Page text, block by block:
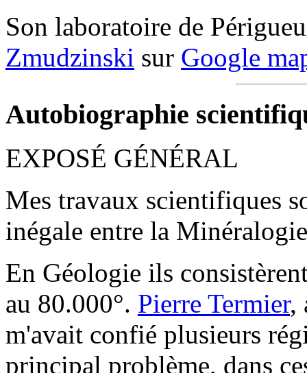
Son laboratoire de
Zmudzinski sur Google
Autobiographie
EXPOSÉ GÉNÉRAL
Mes travaux scientifiques
inégale entre la
En Géologie ils
au 80.000°. Pierre Termier,
m'avait confié plusieurs
principal problème, dans